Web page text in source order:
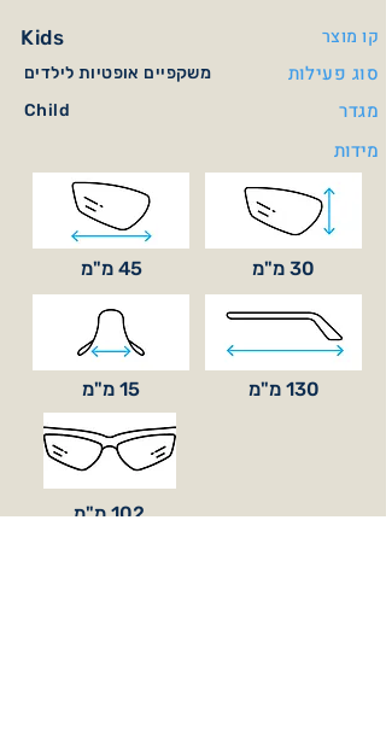
Kids קו מוצר
משקפיים אופטיות לילדים סוג פעילות
Child
מגדר
מידות
45 מ"מ 30 מ"מ
15 מ"מ 130 מ"מ
102 מ"מ